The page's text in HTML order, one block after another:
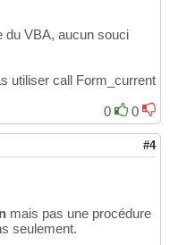
du VBA, aucun souci
utiliser call Form_current
0
0
#4
mais pas une procédure
seulement.